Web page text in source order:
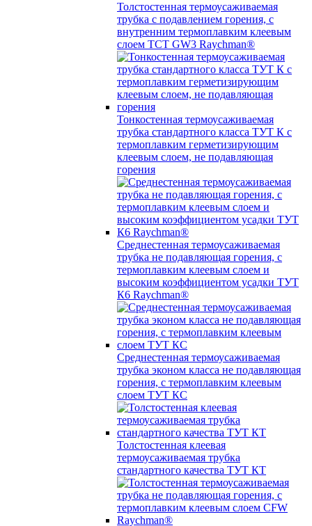
Толстостенная термоусаживаемая
трубка c подавлением горения, с
внутренним термоплавким клеевым
слоем TCT GW3 Raychman®
Тонкостенная термоусаживаемая
трубка стандартного класса ТУТ К с
термоплавким герметизирующим
клеевым слоем, не подавляющая
горения
Среднестенная термоусаживаемая
трубка не подавляющая горения, с
термоплавким клеевым слоем и
высоким коэффициентом усадки ТУТ
К6 Raychman®
Среднестенная термоусаживаемая
трубка эконом класса не подавляющая
горения, с термоплавким клеевым
слоем ТУТ КС
Толстостенная клеевая
термоусаживаемая трубка
стандартного качества ТУТ КТ